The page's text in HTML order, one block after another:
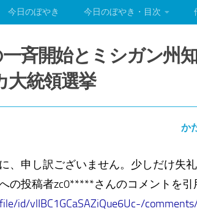
今日のぼやき 今日のぼやき・目次
斉開始とミシガン州
大統領選挙
か
、申し訳ございません。少しだけ失礼
の投稿者zc0*****さんのコメントを引
id/vlIBC1GCaSAZiQue6Uc-/